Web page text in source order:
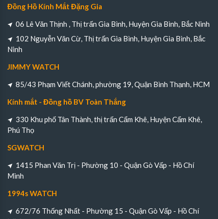
Đồng Hồ Kính Mắt Đặng Gia
06 Lê Văn Thịnh , Thị trấn Gia Bình, Huyện Gia Bình, Bắc Ninh
102 Nguyễn Văn Cừ, Thị trấn Gia Bình, Huyện Gia Bình, Bắc
Ninh
JIMMY WATCH
85/43 Phạm Viết Chánh, phường 19, Quận Bình Thạnh, HCM
Kính mắt - Đồng hồ BV Toàn Thắng
330 Khu phố Tân Thành, thị trấn Cẩm Khê, Huyện Cẩm Khê,
Phú Thọ
SGWATCH
1415 Phan Văn Trị - Phường 10 - Quận Gò Vấp - Hồ Chí
Minh
1994s WATCH
672/76 Thống Nhất - Phường 15 - Quận Gò Vấp - Hồ Chí